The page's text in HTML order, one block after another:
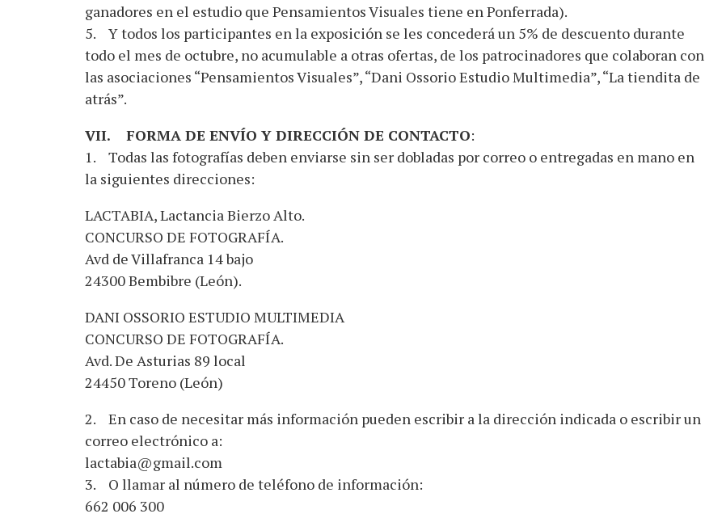
ganadores en el estudio que Pensamientos Visuales tiene en Ponferrada).
5. Y todos los participantes en la exposición se les concederá un 5% de descuento durante
todo el mes de octubre, no acumulable a otras ofertas, de los patrocinadores que colaboran con
las asociaciones “Pensamientos Visuales”, “Dani Ossorio Estudio Multimedia”, “La tiendita de
atrás”.
VII. FORMA DE ENVÍO Y DIRECCIÓN DE CONTACTO:
1. Todas las fotografías deben enviarse sin ser dobladas por correo o entregadas en mano en
la siguientes direcciones:
LACTABIA, Lactancia Bierzo Alto.
CONCURSO DE FOTOGRAFÍA.
Avd de Villafranca 14 bajo
24300 Bembibre (León).
DANI OSSORIO ESTUDIO MULTIMEDIA
CONCURSO DE FOTOGRAFÍA.
Avd. De Asturias 89 local
24450 Toreno (León)
2. En caso de necesitar más información pueden escribir a la dirección indicada o escribir un
correo electrónico a:
lactabia@gmail.com
3. O llamar al número de teléfono de información:
662 006 300